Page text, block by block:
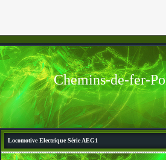
Chemins-de-fer-
Locomotive Electrique Série AEG1